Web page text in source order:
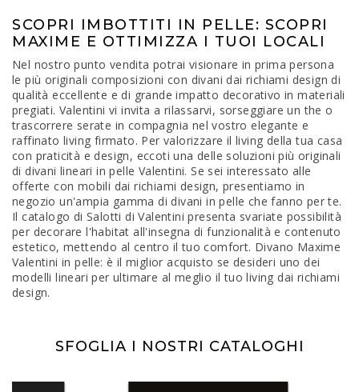
SCOPRI IMBOTTITI IN PELLE: SCOPRI
MAXIME E OTTIMIZZA I TUOI LOCALI
Nel nostro punto vendita potrai visionare in prima persona
le più originali composizioni con divani dai richiami design di
qualità eccellente e di grande impatto decorativo in materiali
pregiati. Valentini vi invita a rilassarvi, sorseggiare un the o
trascorrere serate in compagnia nel vostro elegante e
raffinato living firmato. Per valorizzare il living della tua casa
con praticità e design, eccoti una delle soluzioni più originali
di divani lineari in pelle Valentini. Se sei interessato alle
offerte con mobili dai richiami design, presentiamo in
negozio un'ampia gamma di divani in pelle che fanno per te.
Il catalogo di Salotti di Valentini presenta svariate possibilità
per decorare l'habitat all'insegna di funzionalità e contenuto
estetico, mettendo al centro il tuo comfort. Divano Maxime
Valentini in pelle: è il miglior acquisto se desideri uno dei
modelli lineari per ultimare al meglio il tuo living dai richiami
design.
SFOGLIA I NOSTRI CATALOGHI